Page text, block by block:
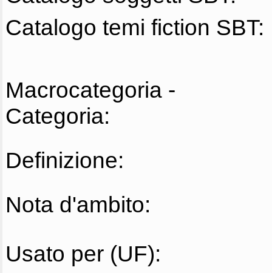
Catalogo temi fiction SBT:
Macrocategoria -
Categoria:
Definizione:
Nota d'ambito:
Usato per (UF):